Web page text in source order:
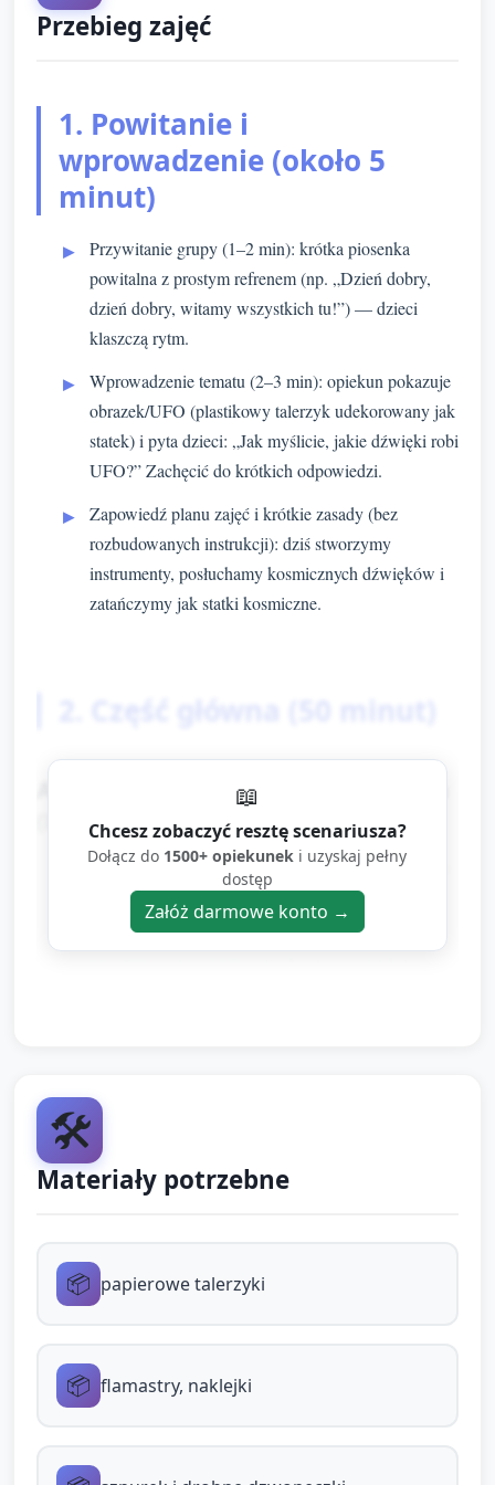
Przebieg zajęć
1. Powitanie i
wprowadzenie (około 5
minut)
Przywitanie grupy (1–2 min): krótka piosenka
powitalna z prostym refrenem (np. „Dzień dobry,
dzień dobry, witamy wszystkich tu!”) — dzieci
klaszczą rytm.
Wprowadzenie tematu (2–3 min): opiekun pokazuje
obrazek/UFO (plastikowy talerzyk udekorowany jak
statek) i pyta dzieci: „Jak myślicie, jakie dźwięki robi
UFO?” Zachęcić do krótkich odpowiedzi.
Zapowiedź planu zajęć i krótkie zasady (bez
rozbudowanych instrukcji): dziś stworzymy
instrumenty, posłuchamy kosmicznych dźwięków i
zatańczymy jak statki kosmiczne.
2. Część główna (50 minut)
A. Rozgrzewka słuchowo-ruchowa
(8 minut)
„Uszy gotowe!” (3 min): proste ćwiczenia słuchowe
— opiekun gra różne dźwięki (ciche/głośne,
szybkie/wolne) na dzwoneczkach, tamburynie lub
nagraniu; dzieci podnoszą rękę, jeśli dźwięk jest
powtarzają za opiekunem.
B. Tworzenie prostych
minut)
Instrukcja i demonstracja (2 min): opiekun pokazuje
dzwoneczkami) — dzieci mogą mieć już
Talerzowe talerze-loty (papierowe talerzyki
📖
Chcesz zobaczyć resztę scenariusza?
Dołącz do 1500+ opiekunek i uzyskaj pełny
dostęp
Załóż darmowe konto →
🛠️
Materiały potrzebne
📦 papierowe talerzyki
📦 flamastry, naklejki